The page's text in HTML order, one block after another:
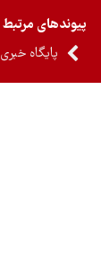
مرتبط
پایگاه خبری گلونی